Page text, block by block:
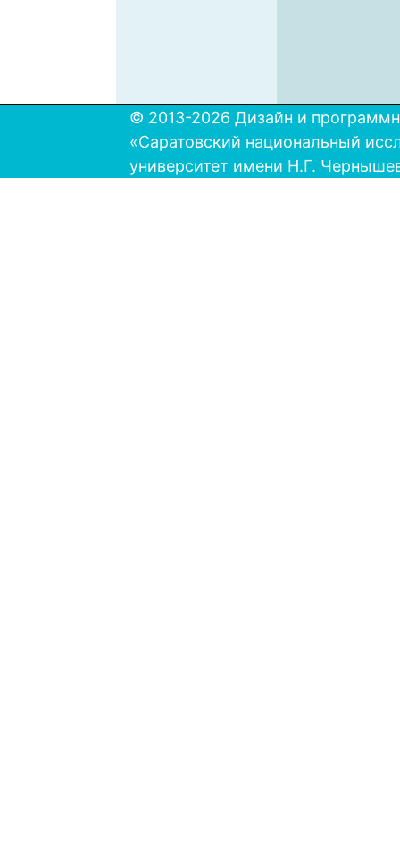
© 2013-2026 Дизайн и
«Саратовский национальный
университет имени Н.Г.